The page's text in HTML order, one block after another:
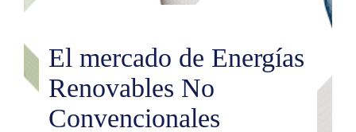
El mercado de Energías
Renovables No
Convencionales